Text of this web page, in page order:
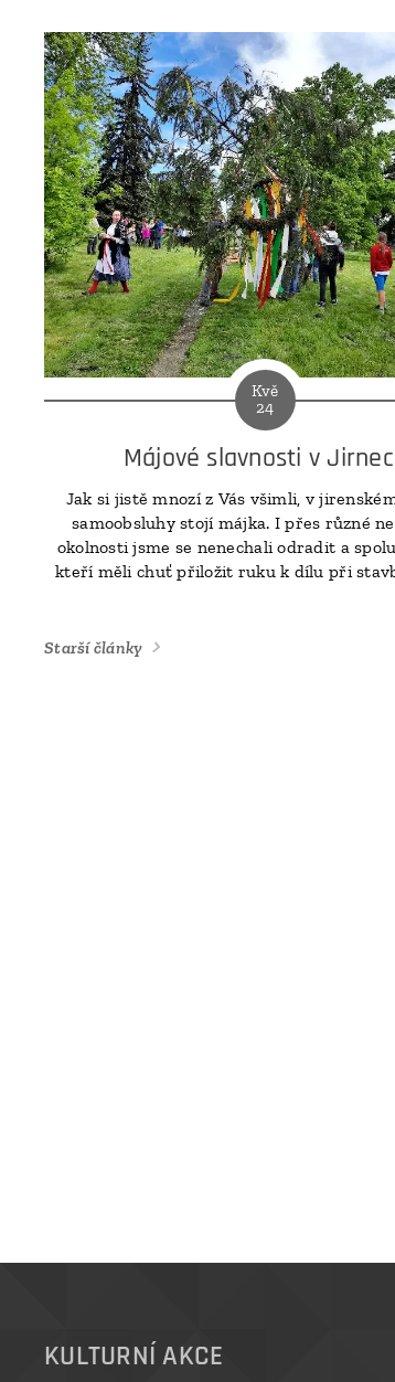
Kvě
24
Májové slavnosti v
Jak si jistě mnozí z Vás všimli, v
samoobsluhystojí májka. I přes různé
okolnosti jsme se nenechali odradit a
kteří měli chuť přiložit ruku k dílu při
Starší články
KULTURNÍ AKCE